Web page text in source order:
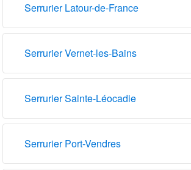
Serrurier Latour-de-France
Serrurier Vernet-les-Bains
Serrurier Sainte-Léocadie
Serrurier Port-Vendres